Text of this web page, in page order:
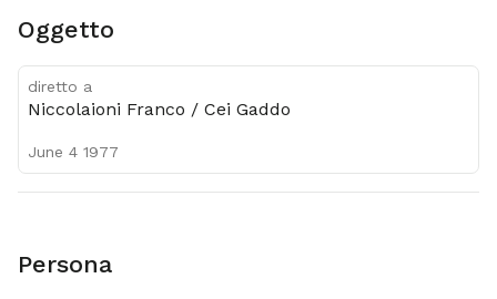
Oggetto
diretto a
Niccolaioni Franco / Cei Gaddo
June 4 1977
Persona